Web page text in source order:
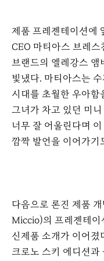
제품 프레젠테이션에
CEO 마티아스 브레스
브랜드의 엘레강스 앰
빛냈다. 마티아스는
시대를 초월한 우아
그녀가 차고 있던 미
너무 잘 어울린다며
깜짝 발언을 이어가기
다음으로 론진 제품
Miccio)의 프레젠테
신제품 소개가 이어졌
크로노 스키 에디션과